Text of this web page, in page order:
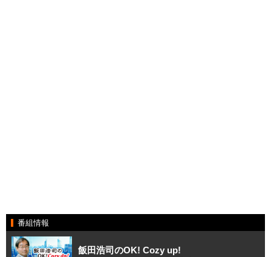
番組情報
飯田浩司のOK! Cozy up!